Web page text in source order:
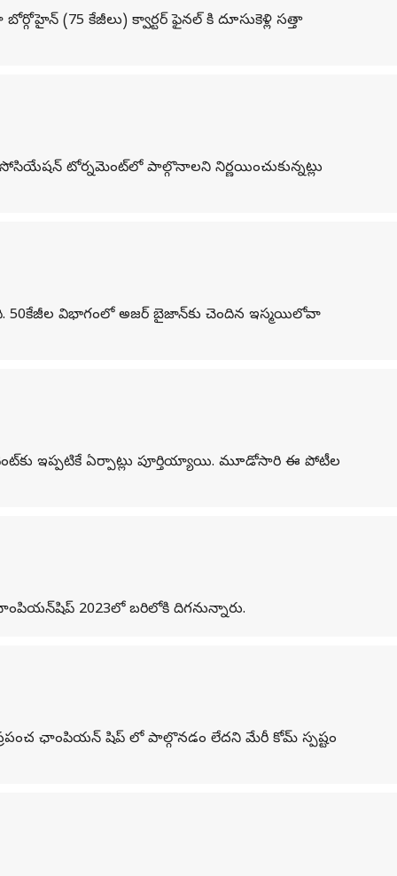
(75 కేజీలు) క్వార్టర్ ఫైనల్ కి దూసుకెళ్లి సత్తా
టోర్నమెంట్‌లో పాల్గొనాలని నిర్ణయించుకున్నట్లు
50కేజీల విభాగంలో అజర్ బైజాన్‌కు చెందిన ఇస్మయిలోవా
ఇప్పటికే ఏర్పాట్లు పూర్తియ్యాయి. మూడోసారి ఈ పోటీల
2023లో బరిలోకి దిగనున్నారు.
ఛాంపియన్ షిప్ లో పాల్గొనడం లేదని మేరీ కోమ్ స్పష్టం